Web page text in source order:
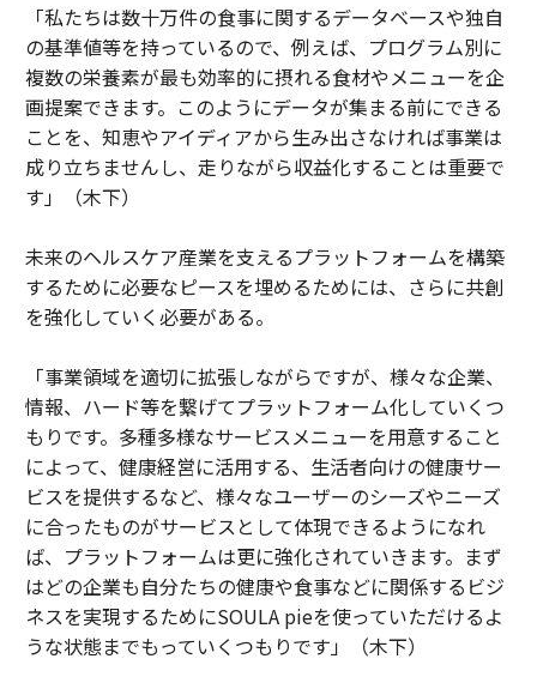
「私たちは数十万件の食事に関するデータベースや独自
の基準値等を持っているので、例えば、プログラム別に
複数の栄養素が最も効率的に摂れる食材やメニューを企
画提案できます。このようにデータが集まる前にできる
ことを、知恵やアイディアから生み出さなければ事業は
成り立ちませんし、走りながら収益化することは重要で
す」（木下）
未来のヘルスケア産業を支えるプラットフォームを構築
するために必要なピースを埋めるためには、さらに共創
を強化していく必要がある。
「事業領域を適切に拡張しながらですが、様々な企業、
情報、ハード等を繋げてプラットフォーム化していくつ
もりです。多種多様なサービスメニューを用意すること
によって、健康経営に活用する、生活者向けの健康サー
ビスを提供するなど、様々なユーザーのシーズやニーズ
に合ったものがサービスとして体現できるようになれ
ば、プラットフォームは更に強化されていきます。まず
はどの企業も自分たちの健康や食事などに関係するビジ
ネスを実現するためにSOULA pieを使っていただけるよ
うな状態までもっていくつもりです」（木下）